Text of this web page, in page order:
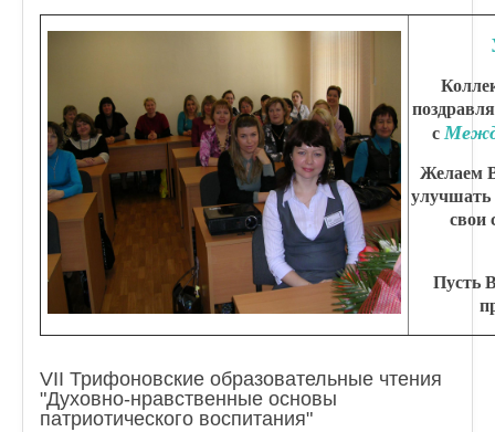
с
Желаем
улучшать
свои
Пусть
VII Трифоновские образовательные чтения
"Духовно-нравственные основы
патриотического воспитания"